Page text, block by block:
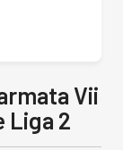
Vii
Liga 2